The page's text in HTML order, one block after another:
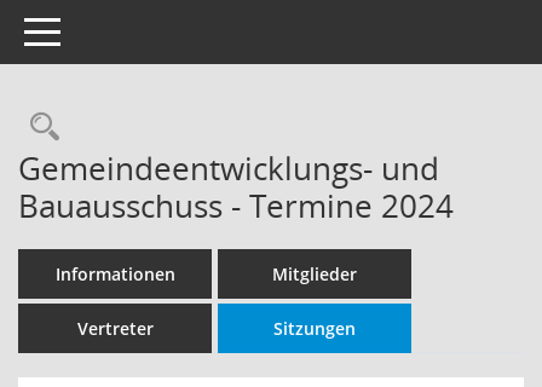
Toggle navigation
Rechercheauswahl
Gemeindeentwicklungs- und
Bauausschuss - Termine 2024
Informationen Mitglieder
Vertreter Sitzungen